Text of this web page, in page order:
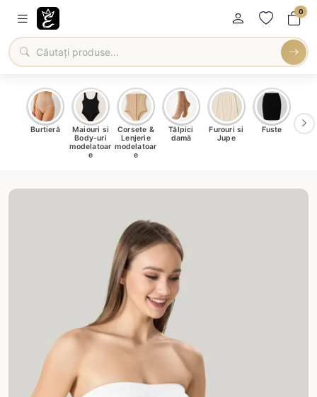
0
Burtieră
Maiouri si
Body-uri
modelatoar
e
Corsete &
Lenjerie
modelatoar
e
Tălpici
damă
Furouri si
Jupe
Fuste